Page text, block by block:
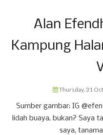
Alan
Kampung
Thursday, 31
Sumber gambar: IG
lidah buaya, bukan? Saya
saya,